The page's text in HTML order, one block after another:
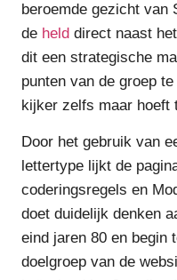
beroemde gezicht van
de held direct naast
dit een strategische
punten van de groep
kijker zelfs maar hoeft
Door het gebruik van
lettertype lijkt de
coderingsregels en
doet duidelijk denken
eind jaren 80 en begin
doelgroep van de